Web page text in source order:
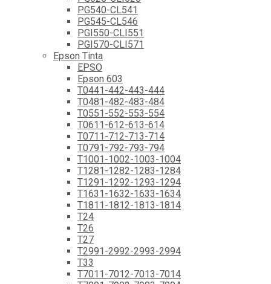
PG540-CL541
PG545-CL546
PGI550-CLI551
PGI570-CLI571
Epson Tinta
EPSO
Epson 603
T0441-442-443-444
T0481-482-483-484
T0551-552-553-554
T0611-612-613-614
T0711-712-713-714
T0791-792-793-794
T1001-1002-1003-1004
T1281-1282-1283-1284
T1291-1292-1293-1294
T1631-1632-1633-1634
T1811-1812-1813-1814
T24
T26
T27
T2991-2992-2993-2994
T33
T7011-7012-7013-7014